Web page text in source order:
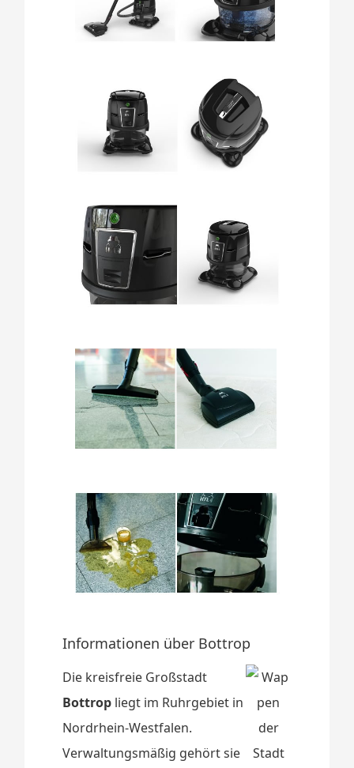
Informationen über Bottrop
Die kreisfreie Großstadt
Bottrop liegt im Ruhrgebiet in
Nordrhein-Westfalen.
Verwaltungsmäßig gehört sie